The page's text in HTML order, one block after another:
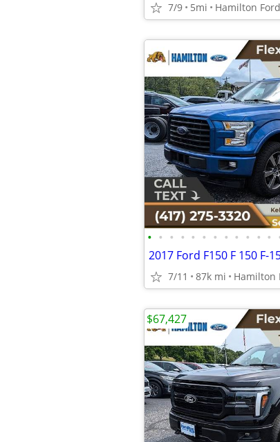
7/9 5mi Hamilton Ford
• • • • • • • • • • • •
2017 Ford F150 F 150 F-
7/11 87k mi Hamilton
$67,427